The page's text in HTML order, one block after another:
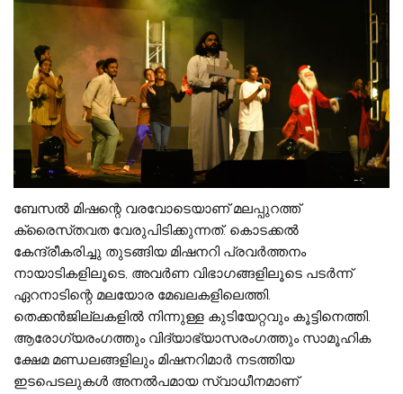
ബേസൽ മിഷന്റെ വരവോടെയാണ് മലപ്പുറത്ത്
ക്രൈസ്‌തവത വേരുപിടിക്കുന്നത്. കൊടക്കൽ
കേന്ദ്രീകരിച്ചു തുടങ്ങിയ മിഷനറി പ്രവർത്തനം
നായാടികളിലൂടെ, അവർണ വിഭാഗങ്ങളിലൂടെ പടർന്ന്
ഏറനാടിന്റെ മലയോര മേഖലകളിലെത്തി.
തെക്കൻജില്ലകളിൽ നിന്നുള്ള കുടിയേറ്റവും കൂട്ടിനെത്തി.
ആരോഗ്യരംഗത്തും വിദ്യാഭ്യാസരംഗത്തും സാമൂഹിക
ക്ഷേമ മണ്ഡലങ്ങളിലും മിഷനറിമാർ നടത്തിയ
ഇടപെടലുകൾ അനൽപമായ സ്വാധീനമാണ്